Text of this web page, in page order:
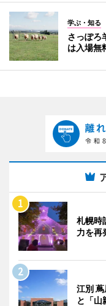
学ぶ・知る
さっぽろ
は入場無
札幌時
力を再
江別
と「山